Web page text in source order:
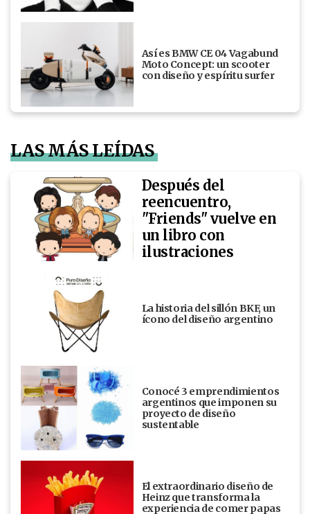
Así es BMW CE 04 Vagabund
Moto Concept: un scooter
con diseño y espíritu surfer
LAS MÁS LEÍDAS
Después del
reencuentro,
"Friends" vuelve en
un libro con
ilustraciones
La historia del sillón BKF, un
ícono del diseño argentino
Conocé 3 emprendimientos
argentinos que imponen su
proyecto de diseño
sustentable
El extraordinario diseño de
Heinz que transforma la
experiencia de comer papas